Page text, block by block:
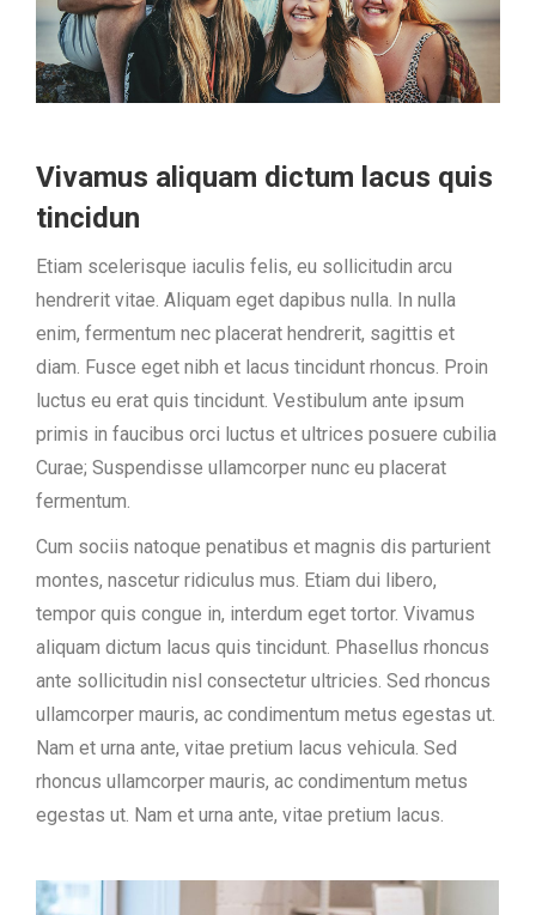
Vivamus aliquam dictum lacus quis
tincidun
Etiam scelerisque iaculis felis, eu sollicitudin arcu
hendrerit vitae. Aliquam eget dapibus nulla. In nulla
enim, fermentum nec placerat hendrerit, sagittis et
diam. Fusce eget nibh et lacus tincidunt rhoncus. Proin
luctus eu erat quis tincidunt. Vestibulum ante ipsum
primis in faucibus orci luctus et ultrices posuere cubilia
Curae; Suspendisse ullamcorper nunc eu placerat
fermentum.
Cum sociis natoque penatibus et magnis dis parturient
montes, nascetur ridiculus mus. Etiam dui libero,
tempor quis congue in, interdum eget tortor. Vivamus
aliquam dictum lacus quis tincidunt. Phasellus rhoncus
ante sollicitudin nisl consectetur ultricies. Sed rhoncus
ullamcorper mauris, ac condimentum metus egestas ut.
Nam et urna ante, vitae pretium lacus vehicula. Sed
rhoncus ullamcorper mauris, ac condimentum metus
egestas ut. Nam et urna ante, vitae pretium lacus.